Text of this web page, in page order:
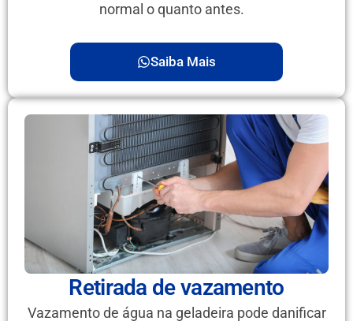
normal o quanto antes.
Saiba Mais
Retirada de vazamento
Vazamento de água na geladeira pode danificar